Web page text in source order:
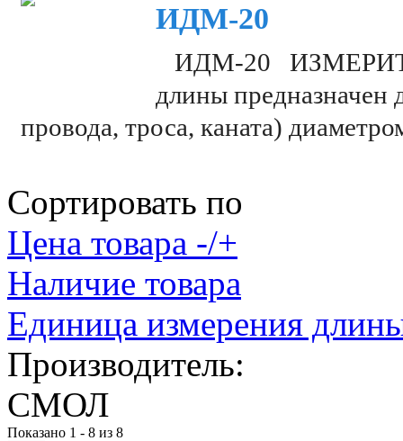
ИДМ-20
ИДМ-20
длины предназначен
провода, троса, каната)
Сортировать по
Цена товара -/+
Наличие товара
Единица измерения
Производитель:
СМОЛ
Показано 1 - 8 из 8